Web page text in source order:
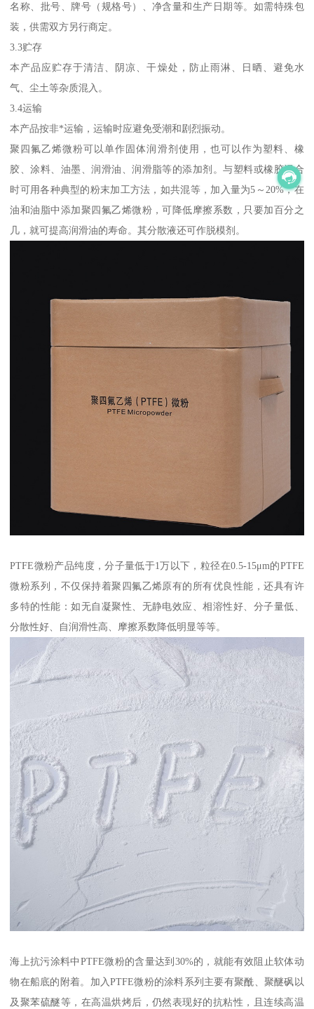
名称、批号、牌号（规格号）、净含量和生产日期等。如需特殊包
装，供需双方另行商定。
3.3贮存
本产品应贮存于清洁、阴凉、干燥处，防止雨淋、日晒、避免水
气、尘土等杂质混入。
3.4运输
本产品按非*运输，运输时应避免受潮和剧烈振动。
聚四氟乙烯微粉可以单作固体润滑剂使用，也可以作为塑料、橡
胶、涂料、油墨、润滑油、润滑脂等的添加剂。与塑料或橡胶混合
时可用各种典型的粉末加工方法，如共混等，加入量为5～20%，在
油和油脂中添加聚四氟乙烯微粉，可降低摩擦系数，只要加百分之
几，就可提高润滑油的寿命。其分散液还可作脱模剂。
PTFE微粉产品纯度，分子量低于1万以下，粒径在0.5-15μm的PTFE
微粉系列，不仅保持着聚四氟乙烯原有的所有优良性能，还具有许
多特的性能：如无自凝聚性、无静电效应、相溶性好、分子量低、
分散性好、自润滑性高、摩擦系数降低明显等等。
海上抗污涂料中PTFE微粉的含量达到30%的，就能有效阻止软体动
物在船底的附着。加入PTFE微粉的涂料系列主要有聚酰、聚醚砜以
及聚苯硫醚等，在高温烘烤后，仍然表现好的抗粘性，且连续高温